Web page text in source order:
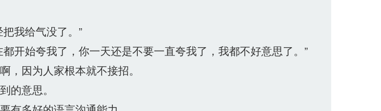
我给气没了。”
开始夸我了，你一天还是不要一直夸我了，我都不好意思了。”
因为人家根本就不接招。
的意思。